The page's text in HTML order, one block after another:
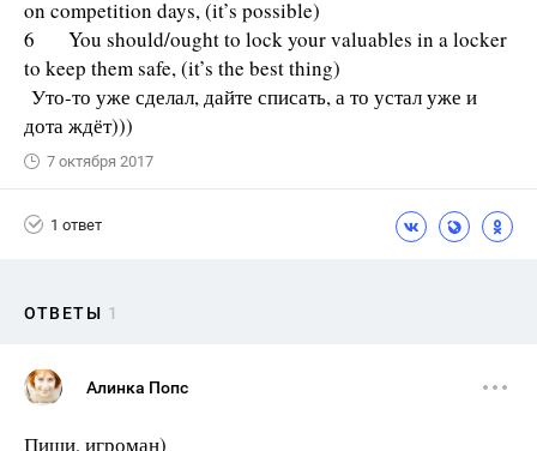
on competition days, (it’s possible)
6 You should/ought to lock your valuables in a locker
to keep them safe, (it’s the best thing)
Уто-то уже сделал, дайте списать, а то устал уже и
дота ждёт)))
7 октября 2017
1 ответ
ОТВЕТЫ 1
Алинка Попс
Пиши, игроман)